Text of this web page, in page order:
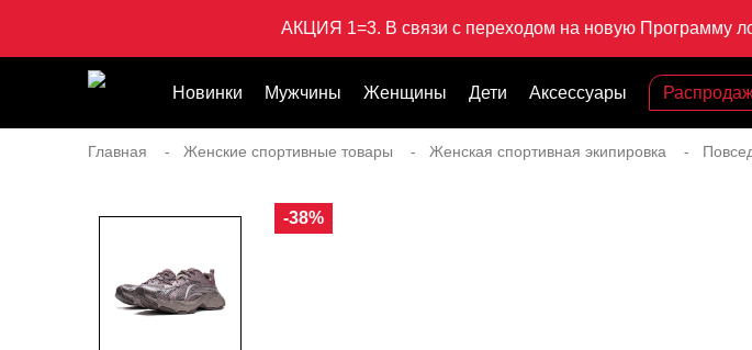
АКЦИЯ 1=3. В связи с переходом на новую Программу
Новинки Мужчины Женщины Дети Аксессуары
Главная Женские спортивные товары Женская спортивная экипировка
-38%